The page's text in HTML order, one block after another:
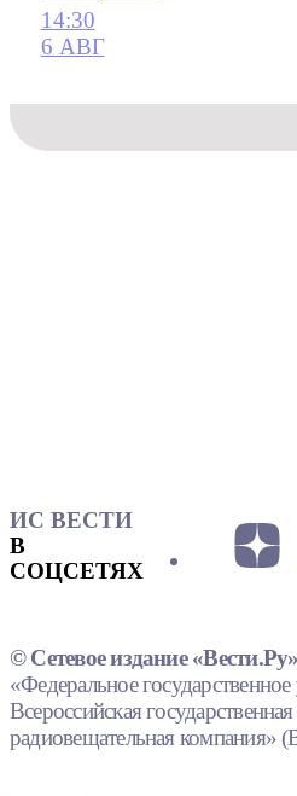
14:30
6 АВГ
ИС ВЕСТИ
В
СОЦСЕТЯХ
© Сетевое издание «Вести.Ру»
«Федеральное
Всероссийская
радиовещательная компания»